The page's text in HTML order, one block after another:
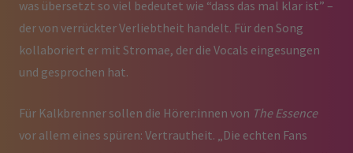
was übersetzt so viel bedeutet wie “dass das mal klar ist” –
der von verrückter Verliebtheit handelt. Für den Song
kollaboriert er mit Stromae, der die Vocals eingesungen
und gesprochen hat.
Für Kalkbrenner sollen die Hörer:innen von The Essence
vor allem eines spüren: Vertrautheit. „Die echten Fans